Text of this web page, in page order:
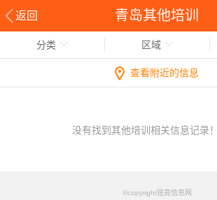
返回 青岛其他培训
分类 区域
查看附近的信息
没有找到其他培训相关信息记录！
©copyright铭竟信息网